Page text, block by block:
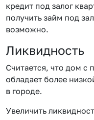
кредит под залог
получить займ под
возможно.
Ликвидность
Считается, что дом с
обладает более
в городе.
Увеличить